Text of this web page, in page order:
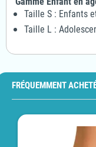
Taille S : Enfants
Taille L :
FRÉQUEMMENT